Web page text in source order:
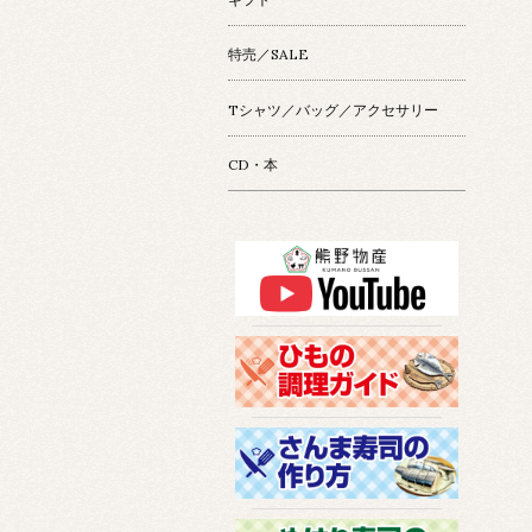
特売／SALE
Tシャツ／バッグ／アクセサリー
CD・本